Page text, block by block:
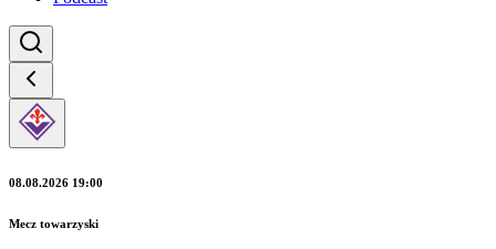
08.08.2026 19:00
Mecz towarzyski